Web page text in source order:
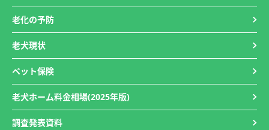
老化の予防
老犬現状
ペット保険
老犬ホーム料金相場(2025年版)
調査発表資料